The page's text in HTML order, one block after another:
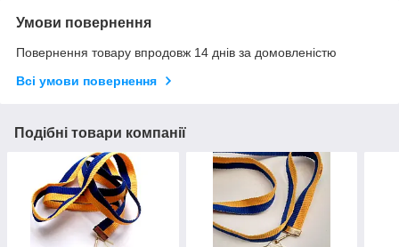
Умови повернення
Повернення товару впродовж 14 днів за домовленістю
Всі умови повернення
Подібні товари компанії